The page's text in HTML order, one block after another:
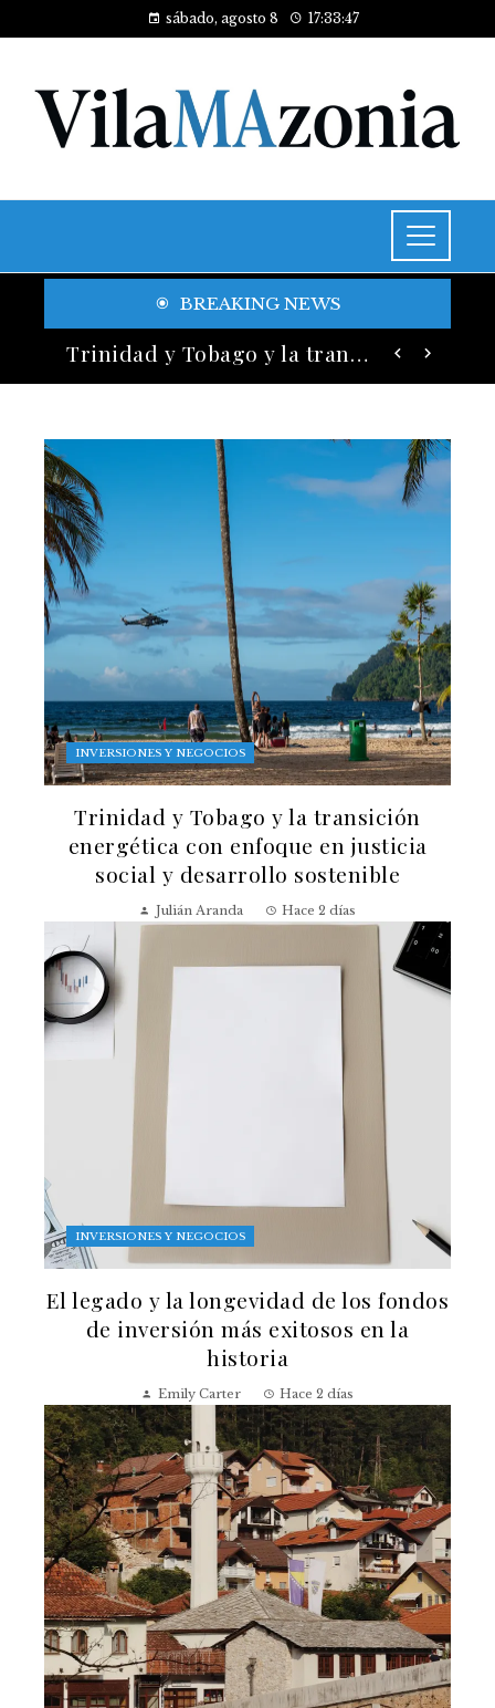
sábado, agosto 8 17:33:49
BREAKING NEWS
Trinidad y Tobago y la transición energética con enfoque en justicia social y desarrollo sostenible
INVERSIONES Y NEGOCIOS
Trinidad y Tobago y la transición
energética con enfoque en justicia
social y desarrollo sostenible
Julián Aranda Hace 2 días
INVERSIONES Y NEGOCIOS
El legado y la longevidad de los fondos
de inversión más exitosos en la
historia
Emily Carter Hace 2 días